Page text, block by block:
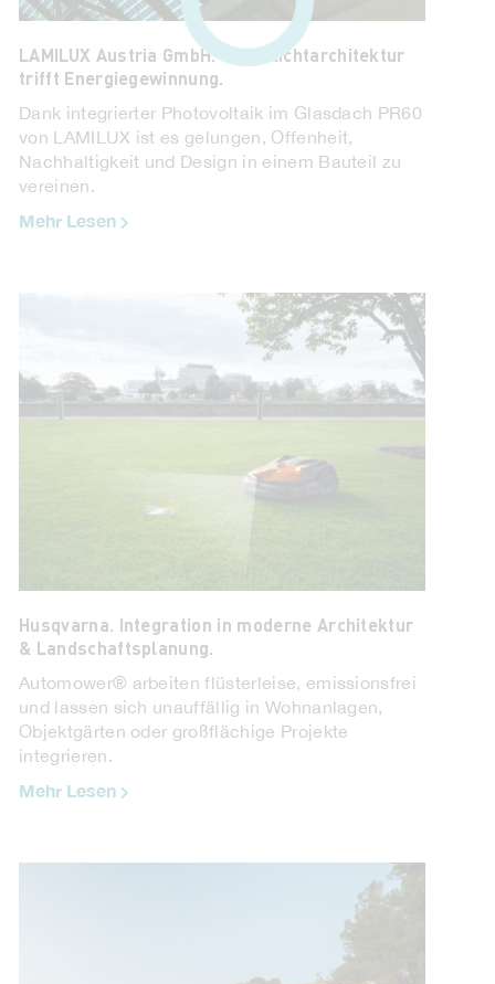
LAMILUX Austria GmbH. Tageslichtarchitektur
trifft Energiegewinnung.
Dank integrierter Photovoltaik im Glasdach PR60
von LAMILUX ist es gelungen, Offenheit,
Nachhaltigkeit und Design in einem Bauteil zu
vereinen.
Mehr Lesen
Husqvarna. Integration in moderne Architektur
& Landschaftsplanung.
Automower® arbeiten flüsterleise, emissionsfrei
und lassen sich unauffällig in Wohnanlagen,
Objektgärten oder großflächige Projekte
integrieren.
Mehr Lesen
UNTERNEHMEN IM FOKUS. Sommerhuber
Keramikmanufaktur.
Mehr Lebensenergie und Vitalität dank gesunder,
UNTERNEHMEN IM FOKUS. SAUNA-SCHWIMMBAD
Hotelbereich ...
Mehr Lesen